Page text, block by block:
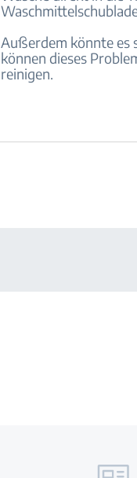
Außerdem könnte es
können dieses
reinigen.